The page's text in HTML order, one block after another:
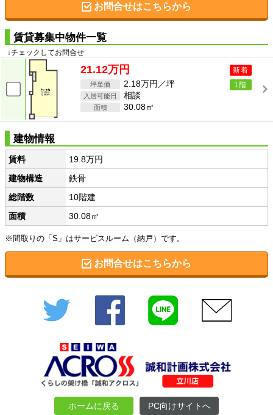
お問合せはこちらから
賃貸募集中物件一覧
↓チェックしてお問合せ
新着
1階
21.12万円
2.18万円／坪
相談
30.08㎡
建物情報
賃料
19.8万円
建物構造
鉄骨
総階数
10階建
面積
30.08㎡
※間取りの「S」はサービスルーム（納戸）です。
お問合せはこちらから
Twitter Facebook
ホームに戻る PC向けサイトへ